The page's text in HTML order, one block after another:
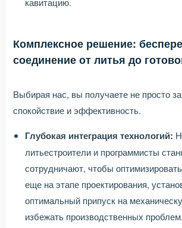
Комплексное решение:
соединение от литья до
Выбирая нас, вы получаете не просто
спокойствие и эффективность.
Глубокая интеграция технологий:
литьестроители и программисты
сотрудничают, чтобы
еще на этапе проектирования,
оптимальный припуск на
избежать производственных проблем.